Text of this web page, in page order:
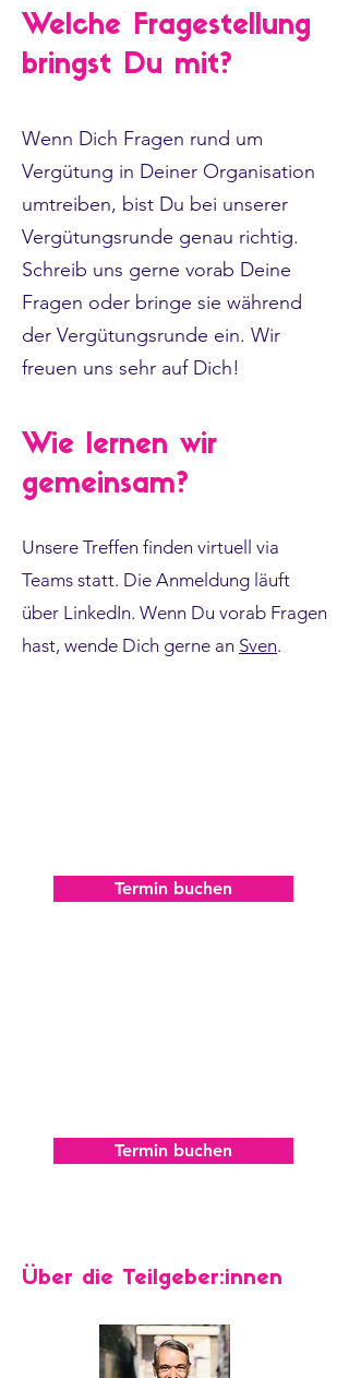
Welche Fragestellung
bringst Du mit?
Wenn Dich Fragen rund um
Vergütung in Deiner Organisation
umtreiben, bist Du bei unserer
Vergütungsrunde genau richtig.
Schreib uns gerne vorab Deine
Fragen oder bringe sie während
der Vergütungsrunde ein. Wir
freuen uns sehr auf Dich!
Wie lernen wir
gemeinsam?
Unsere Treffen finden virtuell via
Teams statt. Die Anmeldung läuft
über LinkedIn. Wenn Du vorab Fragen
hast, wende Dich gerne an Sven.
Termin buchen
Termin buchen
Über die Teilgeber:innen